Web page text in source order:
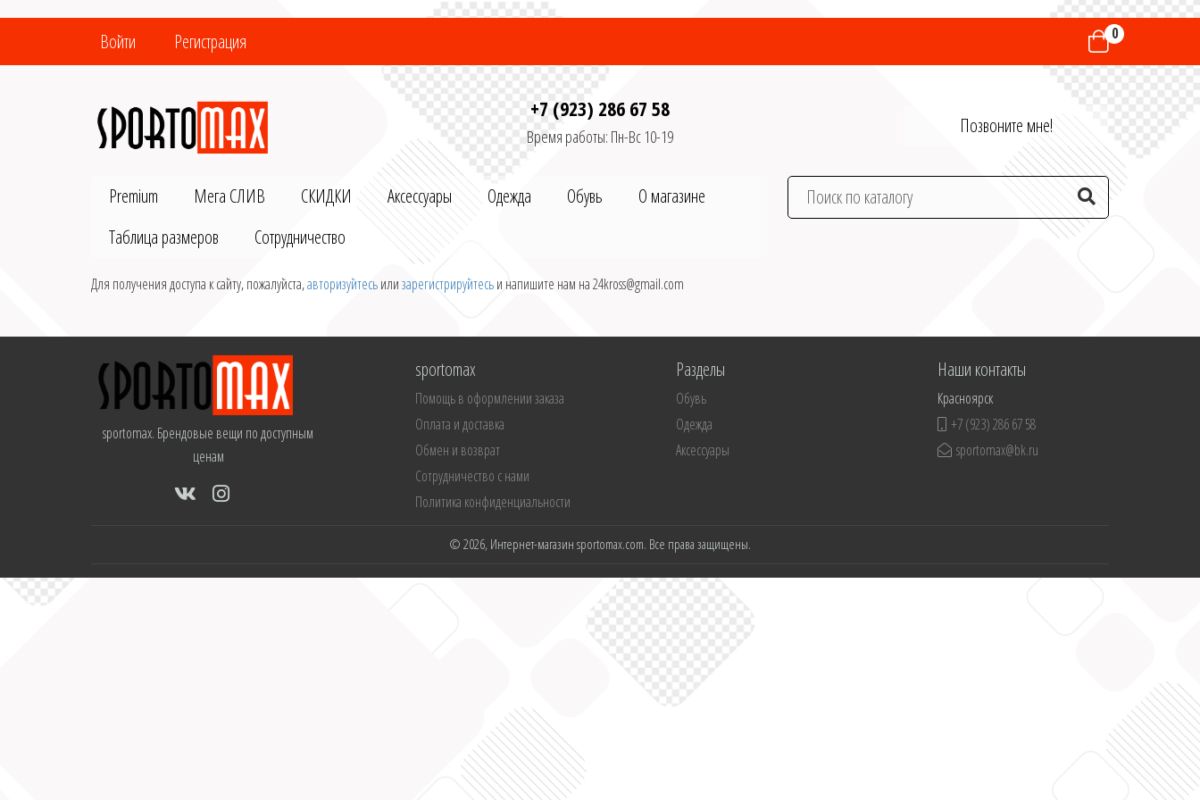
Войти Регистрация 0
+7 (923) 286 67 58
Время работы: Пн-Вс 10-19 Позвоните мне!
Premium Мега СЛИВ СКИДКИ Аксессуары Одежда Обувь
О магазине
Таблица размеров
Сотрудничество
Для получения доступа к сайту, пожалуйста,авторизуйтесьилизарегистрируйтесьи напишите нам на 24kross@gmail.com
sportomax. Брендовые вещи по доступным
ценам
sportomax
Помощь в оформлении заказа
Оплата и доставка
Обмен и возврат
Сотрудничество с нами
Политика конфиденциальности
Разделы
Обувь
Одежда
Аксессуары
Наши контакты
Красноярск
+7 (923) 286 67 58
sportomax@bk.ru
© 2026, Интернет-магазин sportomax.com. Все права защищены.